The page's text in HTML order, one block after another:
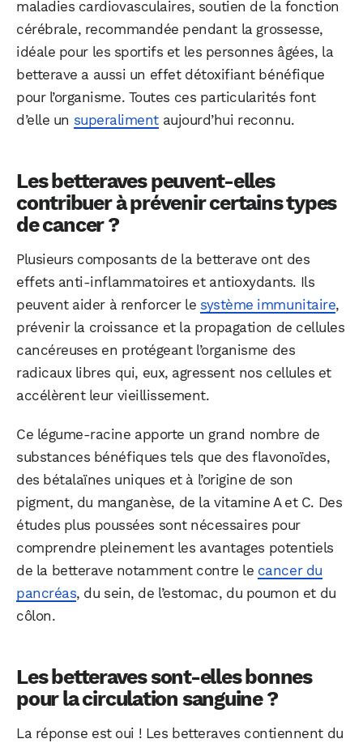
maladies cardiovasculaires, soutien de la fonction
cérébrale, recommandée pendant la grossesse,
idéale pour les sportifs et les personnes âgées, la
betterave a aussi un effet détoxifiant bénéfique
pour l’organisme. Toutes ces particularités font
d’elle un superalimentaujourd’hui reconnu.
Les betteraves peuvent-elles
contribuer à prévenir certains types
de cancer ?
Plusieurs composants de la betterave ont des
effets anti-inflammatoires et antioxydants. Ils
peuvent aider à renforcer le système immunitaire,
prévenir la croissance et la propagation de cellules
cancéreuses en protégeant l’organisme des
radicaux libres qui, eux, agressent nos cellules et
accélèrent leur vieillissement.
Ce légume-racine apporte un grand nombre de
substances bénéfiques tels que des flavonoïdes,
des bétalaïnes uniques et à l’origine de son
pigment, du manganèse, de la vitamine A et C. Des
études plus poussées sont nécessaires pour
comprendre pleinement les avantages potentiels
de la betterave notamment contre le cancer du
pancréas, du sein, de l’estomac, du poumon et du
côlon.
Les betteraves sont-elles bonnes
pour la circulation sanguine ?
La réponse est oui ! Les betteraves contiennent du